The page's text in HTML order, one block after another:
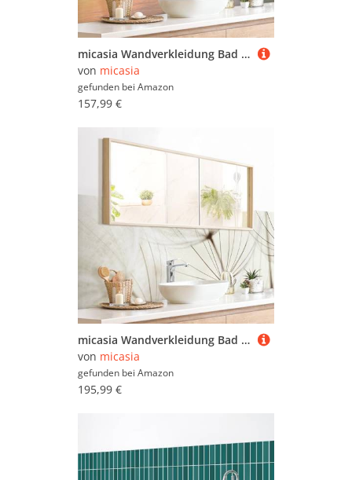
micasia Wandverkleidung Bad selbstklebend wasserfest Strand fugenlos Wandpaneel - made in Germany - Boot Schiff Hartfolie matt blau Badrückwand Maritim statt Fliesen 1132 (280x80cm)
von micasia
gefunden bei Amazon
157,99 €
micasia Wandverkleidung Bad selbstklebend wasserfest mit Motiv fugenlos Wandpaneel - made in Germany - Gräser Hartfolie matt beige Badrückwand Motiv statt Fliesen 1133-P (280x80cm)
von micasia
gefunden bei Amazon
195,99 €